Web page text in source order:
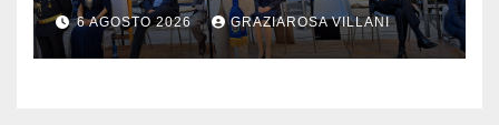
monito per tutti”
6 AGOSTO 2026 GRAZIAROSA VILLANI